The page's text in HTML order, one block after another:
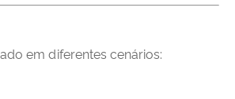
em diferentes cenários: